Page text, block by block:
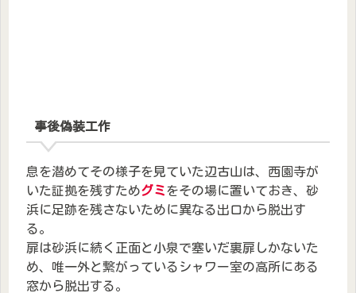
事後偽装工作
息を潜めてその様子を見ていた辺古山は、西園寺が
いた証拠を残すためグミをその場に置いておき、砂
浜に足跡を残さないために異なる出口から脱出す
る。
扉は砂浜に続く正面と小泉で塞いだ裏扉しかないた
め、唯一外と繋がっているシャワー室の高所にある
窓から脱出する。